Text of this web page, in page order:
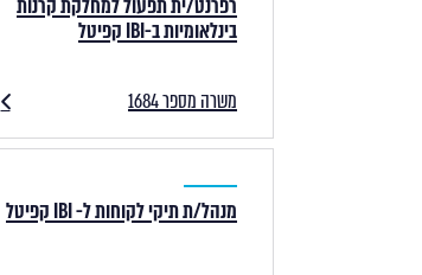
רפרנט/ית תפעול למחלקת קרנות
בינלאומיות ב-IBI קפיטל
משרה מספר 1684
מנהל/ת תיקי לקוחות ל- IBI קפיטל